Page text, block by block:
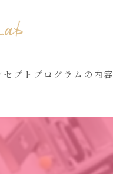
セプト プログラムの内容
結果が出る理由
よくある質問